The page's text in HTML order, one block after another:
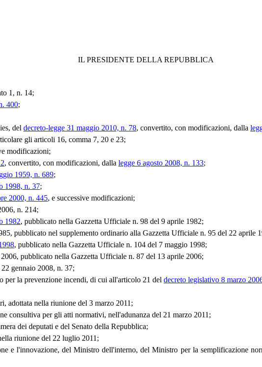
IL PRESIDENTE DELLA REPUBBLICA
1, n. 14;
400;
del decreto-legge 31 maggio 2010, n. 78, convertito, con modificazioni, dalla
gli articoli 16, comma 7, 20 e 23;
modificazioni;
, convertito, con modificazioni, dalla legge 6 agosto 2008, n. 133;
1959, n. 689;
1998, n. 37;
2000, n. 445, e successive modificazioni;
n. 214;
1982, pubblicato nella Gazzetta Ufficiale n. 98 del 9 aprile 1982;
pubblicato nel supplemento ordinario alla Gazzetta Ufficiale n. 95 del 22 aprile
, pubblicato nella Gazzetta Ufficiale n. 104 del 7 maggio 1998;
pubblicato nella Gazzetta Ufficiale n. 87 del 13 aprile 2006;
gennaio 2008, n. 37;
per la prevenzione incendi, di cui all'articolo 21 del decreto legislativo 8 marzo
adottata nella riunione del 3 marzo 2011;
consultiva per gli atti normativi, nell'adunanza del 21 marzo 2011;
dei deputati e del Senato della Repubblica;
riunione del 22 luglio 2011;
e l'innovazione, del Ministro dell'interno, del Ministro per la semplificazione